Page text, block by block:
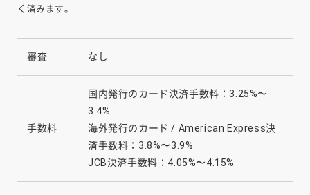
く済みます。
審査 なし
手数料
国内発行のカード決済手数料：3.25%〜
3.4%
海外発行のカード / American Express決
済手数料：3.8%〜3.9%
JCB決済手数料：4.05%〜4.15%